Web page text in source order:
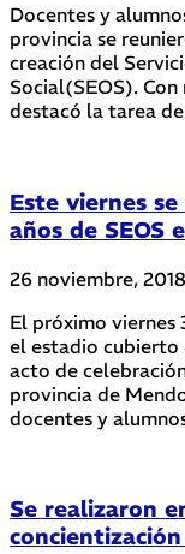
Docentes y
provincia se
creación del
Social(SEOS).
destacó la tarea
Este viernes
años de SEOS
26 noviembre, 2018
El próximo viernes
el estadio cubierto
acto de
provincia de
docentes y
Se realizaron